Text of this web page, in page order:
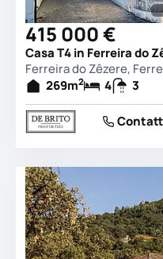
415 000 €
Casa T4 in Ferreira do
Ferreira do Zêzere,
269m2 4 3